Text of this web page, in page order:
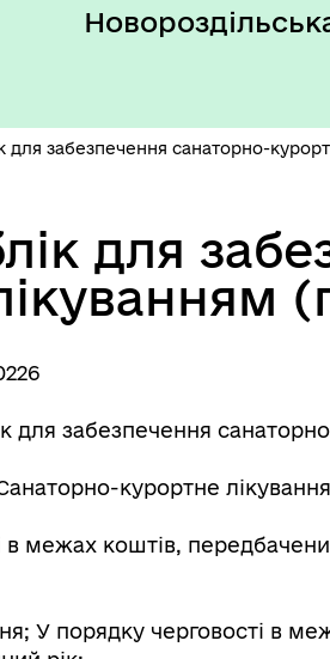
для забезпечення санаторно-
для
для забезпечення
курортне
в межах коштів,
У порядку черговості в